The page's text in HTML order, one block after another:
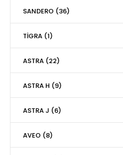
SANDERO (36)
TİGRA (1)
ASTRA (22)
ASTRA H (9)
ASTRA J (6)
AVEO (8)